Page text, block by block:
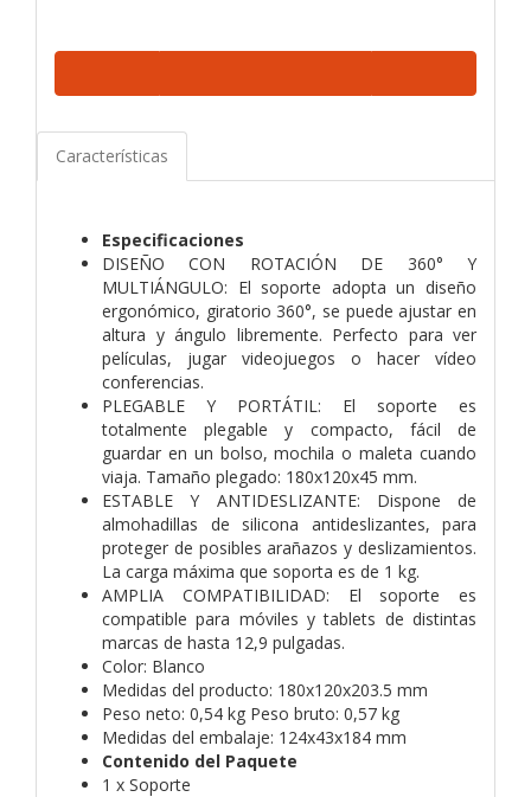
Características
Especificaciones
DISEÑO CON ROTACIÓN DE 360° Y
MULTIÁNGULO: El soporte adopta un diseño
ergonómico, giratorio 360°, se puede ajustar en
altura y ángulo libremente. Perfecto para ver
películas, jugar videojuegos o hacer vídeo
conferencias.
PLEGABLE Y PORTÁTIL: El soporte es
totalmente plegable y compacto, fácil de
guardar en un bolso, mochila o maleta cuando
viaja. Tamaño plegado: 180x120x45 mm.
ESTABLE Y ANTIDESLIZANTE: Dispone de
almohadillas de silicona antideslizantes, para
proteger de posibles arañazos y deslizamientos.
La carga máxima que soporta es de 1 kg.
AMPLIA COMPATIBILIDAD: El soporte es
compatible para móviles y tablets de distintas
marcas de hasta 12,9 pulgadas.
Color: Blanco
Medidas del producto: 180x120x203.5 mm
Peso neto: 0,54 kg Peso bruto: 0,57 kg
Medidas del embalaje: 124x43x184 mm
Contenido del Paquete
1 x Soporte